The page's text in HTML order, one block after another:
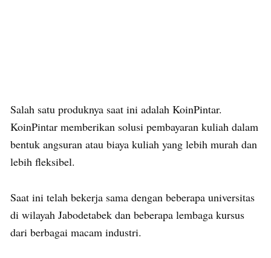
Salah satu produknya saat ini adalah KoinPintar.
KoinPintar memberikan solusi pembayaran kuliah dalam
bentuk angsuran atau biaya kuliah yang lebih murah dan
lebih fleksibel.
Saat ini telah bekerja sama dengan beberapa universitas
di wilayah Jabodetabek dan beberapa lembaga kursus
dari berbagai macam industri.